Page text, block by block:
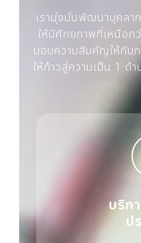
เรามุ่งมั่นพัฒนาบุคลา
ให้มีศักยภาพที่เหนือก
มอบความสัมคัญให้กับ
ให้ก้าวสู่ความเป็น 1 ด้
บริก
ป